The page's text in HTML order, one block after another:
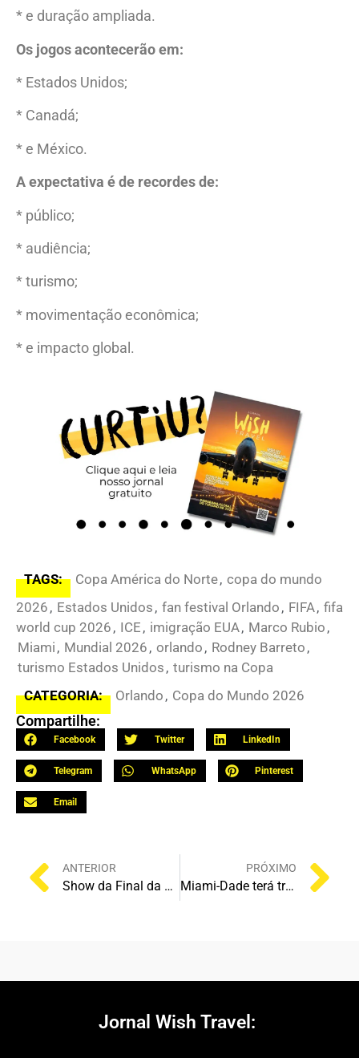
* e duração ampliada.
Os jogos acontecerão em:
* Estados Unidos;
* Canadá;
* e México.
A expectativa é de recordes de:
* público;
* audiência;
* turismo;
* movimentação econômica;
* e impacto global.
TAGS: Copa América do Norte, copa do mundo
2026 , Estados Unidos , fan festival Orlando , FIFA, fifa
world cup 2026 , ICE , imigração EUA, Marco Rubio ,
Miami , Mundial 2026 , orlando , Rodney Barreto ,
turismo Estados Unidos , turismo na Copa
CATEGORIA:
Orlando , Copa do Mundo 2026
Compartilhe:
Facebook Twitter LinkedIn
Telegram WhatsApp Pinterest
Email
ANTERIOR
Show da Final da Copa 2026 terá Shakira, Madonna e BTS
PRÓXIMO
Miami-Dade terá transporte gratuito para jogos da Copa do Mundo FIFA 2026
Jornal Wish Travel: